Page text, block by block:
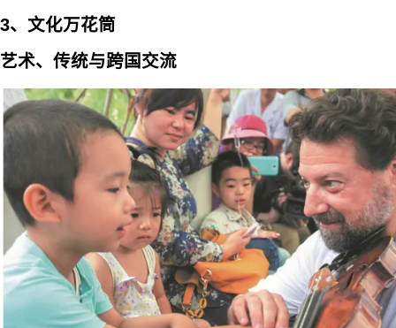
3、文化万花筒
艺术、传统与跨国交流